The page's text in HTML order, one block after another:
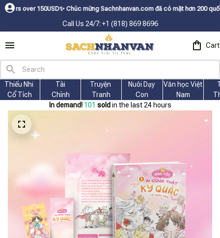
Chúc mừng Sachnhanvan.com đã có mặt hơn 200 quốc gia như Mỹ, Canada,
Call Us 24/7: +1 (818) 869 8696
Cart
Thiếu Nhi
Cổ Tích
Tài
Chính
Truyện
Tranh
Nuôi Dạy
Con
Văn học Việt
Nam
In demand! 104 sold in the last 24 hours